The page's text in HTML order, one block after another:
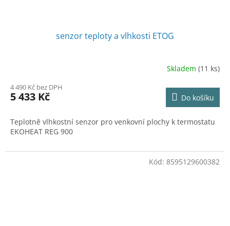
senzor teploty a vlhkosti ETOG
produktu
je
z
5
Skladem(11 ks)
4 490 Kč bez DPH
5 433 Kč Do košíku
Teplotně vlhkostní senzor pro venkovní plochy k termostatu
EKOHEAT REG 900
Kód: 8595129600382